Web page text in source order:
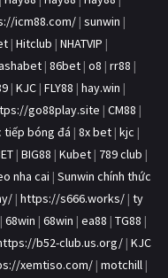
icm88.com/ | sunwin |
| Hitclub | NHATVIP |
| 86bet | o8 | rr88 |
| KJC | FLY88 | hay.win |
go88play.site | CM88 |
bóng đá | 8x bet | kjc |
| BIG88 | Kubet | 789 club |
nha cai | Sunwin chính thức
| https://s666.works/ | ty
| 68win | 68win | ea88 | TG88 |
b52-club.us.org/ | KJC
xemtiso.com/ | motchill |